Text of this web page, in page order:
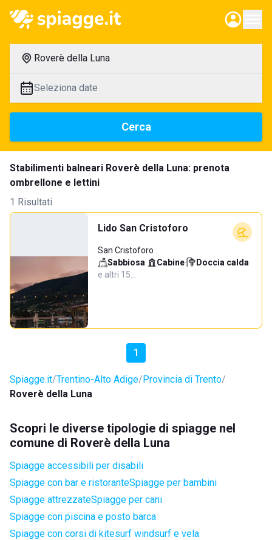
Roverè della Luna
Seleziona date
Cerca
Stabilimenti balneari Roverè della Luna: prenota
ombrellone e lettini
1 Risultati
Lido San Cristoforo
San Cristoforo
Sabbiosa· Cabine· Doccia calda·
e altri 15…
1
Spiagge.it Trentino-Alto Adige Provincia di Trento
Roverè della Luna
Scopri le diverse tipologie di spiagge nel
comune di Roverè della Luna
Spiagge accessibili per disabili
Spiagge con bar e ristoranteSpiagge per bambini
Spiagge attrezzateSpiagge per cani
Spiagge con piscina e posto barca
Spiagge con corsi di kitesurf windsurf e vela